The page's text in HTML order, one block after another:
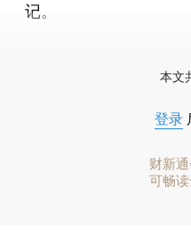
记。
本文
登录
财新
可畅